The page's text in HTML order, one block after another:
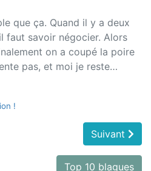
que ça. Quand il y a deux
faut savoir négocier. Alors
on a coupé la poire
pas, et moi je reste…
!
Suivant
Top 10 blagues